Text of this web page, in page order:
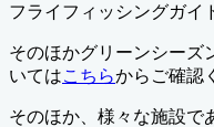
フライフィッシングガイ
そのほかグリーンシーズ
いてはこちらからご確認
そのほか、様々な施設で